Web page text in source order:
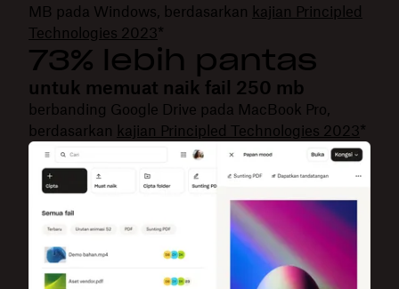
MB pada Windows, berdasarkan kajian Principled
Technologies 2023*
73% lebih pantas
untuk memuat naik fail 250 mb
berbanding Google Drive pada MacBook Pro,
berdasarkan kajian Principled Technologies 2023*